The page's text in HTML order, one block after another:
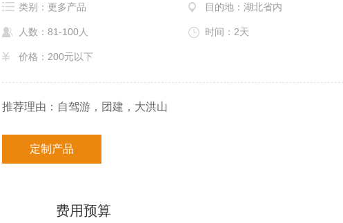
类别：更多产品 目的地：湖北省内
人数：81-100人 时间：2天
价格：200元以下
推荐理由：自驾游，团建，大洪山
定制产品
费用预算